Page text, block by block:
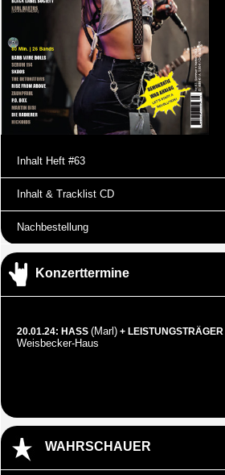
Inhalt Heft #63
Inhalt & Tracklist CD
Nachbestellung
Konzerttermine
20.01.24: HASS (Marl) + LEISTUNGSTRÄGER
Weisbecker-Haus
WAHRSCHAUER